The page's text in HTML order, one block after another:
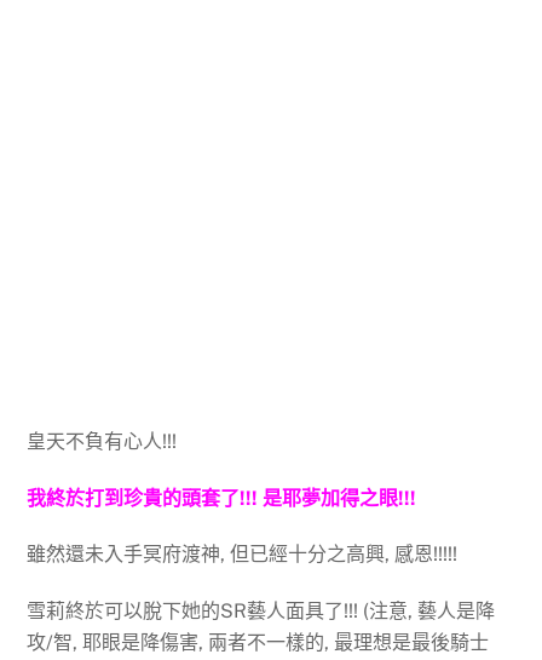
皇天不負有心人!!!
我終於打到珍貴的頭套了!!! 是耶夢加得之眼!!!
雖然還未入手冥府渡神, 但已經十分之高興, 感恩!!!!!
雪莉終於可以脫下她的SR藝人面具了!!! (注意, 藝人是降
攻/智, 耶眼是降傷害, 兩者不一樣的, 最理想是最後騎士